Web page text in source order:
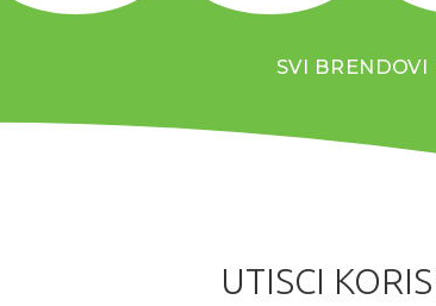
SVI BRENDOVI
UTISCI